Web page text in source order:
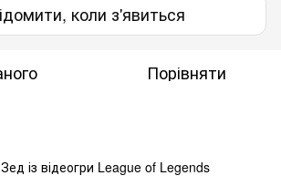
коли з'явиться
Порівняти
із відеогри League of Legends